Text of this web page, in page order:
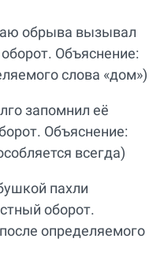
обрыва вызывал
Объяснение:
слова «дом»)
запомнил её
Объяснение:
всегда)
пахли
оборот.
определяемого